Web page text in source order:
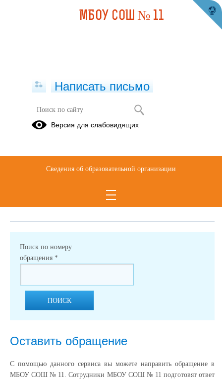
Обращения граждан
режиме при подаче обращения через электронную форму. Номер
указывали при подаче обращения в электронной форме.
Поиск по номеру
обращения *
ПОИСК
Оставить обращение
С помощью данного сервиса вы можете направить обращение в
МБОУ СОШ № 11. Сотрудники МБОУ СОШ № 11 подготовят ответ
МБОУ СОШ № 11
Написать письмо
Версия для слабовидящих
Сведения об образовательной организации